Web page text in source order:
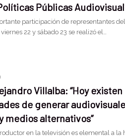
Públicas
participación de representantes
22 y sábado 23 se realizó el…
Villalba: “Hoy existen
de generar
medios alternativos”
en la televisión es elemental a la